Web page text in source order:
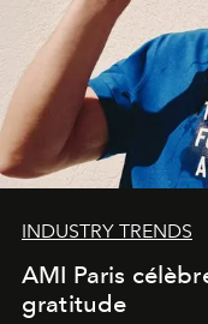
INDUSTRY TRENDS
AMI Paris
gratitude